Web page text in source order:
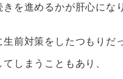
を進めるかが肝心にな
前対策をしたつもりだ
しまうこともあり、